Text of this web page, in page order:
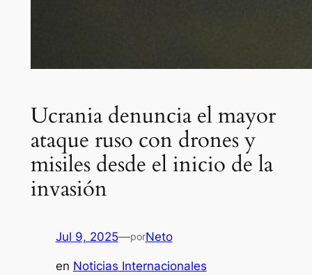
Ucrania denuncia el mayor
ataque ruso con drones y
misiles desde el inicio de la
invasión
Jul 9, 2025—porNeto
en Noticias Internacionales